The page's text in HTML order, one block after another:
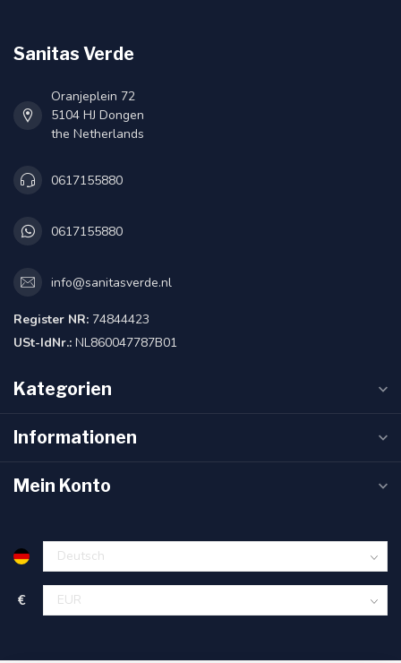
Sanitas Verde
Oranjeplein 72
5104 HJ Dongen
the Netherlands
0617155880
0617155880
info@sanitasverde.nl
Register NR: 74844423
USt-IdNr.: NL860047787B01
Kategorien
Informationen
Mein Konto
€